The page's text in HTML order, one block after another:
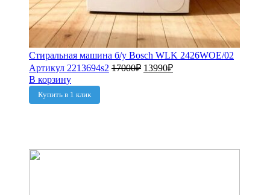
Стиральная машина б/у Bosch WLK 2426WOE/02
Артикул 2213694s2 17000₽ 13990₽
В корзину
Купить в 1 клик